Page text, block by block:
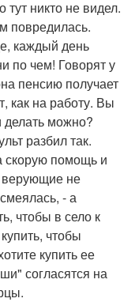
никто не видел.
повредилась.
каждый день
по чем! Говорят у
пенсию получает
как на работу. Вы
можно?
разбил так.
скорую помощь и
верующие не
- а
чтобы в село к
чтобы
купить ее
согласятся на